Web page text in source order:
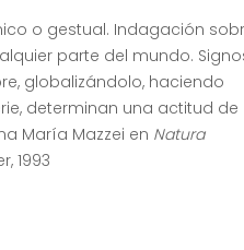
o gestual. Indagación
parte del mundo.
globalizándolo, haciendo
determinan una actitud de
María Mazzei en Natura
1993